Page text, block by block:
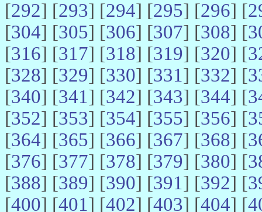
[292] [293] [294] [295] [296] [
[304] [305] [306] [307] [308] [
[316] [317] [318] [319] [320] [
[328] [329] [330] [331] [332] [
[340] [341] [342] [343] [344] [
[352] [353] [354] [355] [356] [
[364] [365] [366] [367] [368] [
[376] [377] [378] [379] [380] [
[388] [389] [390] [391] [392] [
[400] [401] [402] [403] [404] [